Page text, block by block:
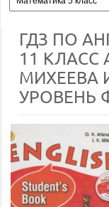
ГДЗ ПО
11 КЛАСС
МИХЕЕВА
УРОВЕНЬ